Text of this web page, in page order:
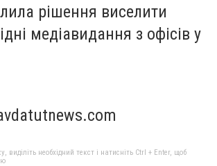
рішення виселити
медіавидання з офісів у
необхідний текст і натисніть Ctrl + Enter, щоб